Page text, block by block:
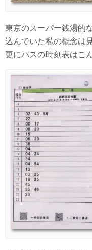
東京のスーパー銭湯的
込んでいた私の概念は
更にバスの時刻表はこ